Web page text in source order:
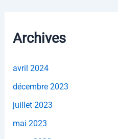
Archives
avril 2024
décembre 2023
juillet 2023
mai 2023